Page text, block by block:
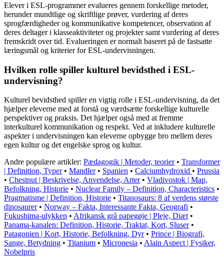
Elever i ESL-programmer evalueres gennem forskellige metoder,
herunder mundtlige og skriftlige prøver, vurdering af deres
sprogfærdigheder og kommunikative kompetencer, observation af
deres deltager i klasseaktiviteter og projekter samt vurdering af deres
fremskridt over tid. Evalueringen er normalt baseret på de fastsatte
læringsmål og kriterier for ESL-undervisningen.
Hvilken rolle spiller kulturel bevidsthed i ESL-
undervisning?
Kulturel bevidsthed spiller en vigtig rolle i ESL-undervisning, da det
hjælper eleverne med at forstå og værdsætte forskellige kulturelle
perspektiver og praksis. Det hjælper også med at fremme
interkulturel kommunikation og respekt. Ved at inkludere kulturelle
aspekter i undervisningen kan eleverne opbygge bro mellem deres
egen kultur og det engelske sprog og kultur.
Andre populære artikler: Pædagogik | Metoder, teorier• Transformer
| Definition, Typer• Mandler• Spanien • Calciumhydroxid • Prussia
• Chestnut | Beskrivelse, Anvendelse, Arter• Vladivostok | Map,
Befolkning, Historie • Nuclear Family – Definition, Characteristics •
Pragmatisme | Definition, Historie • Titanosaurs: 8 af verdens største
dinosaurer• Norway – Fakta, Interessante Fakta, Geografi •
Fukushima-ulykken • Afrikansk grå papegøje | Pleje, Diæt •
Panama-kanalen: Definition, Historie, Traktat, Kort, Sluser•
Patagonien | Kort, Historie, Befolkning, Dyr• Prince | Biografi,
Sange, Betydning • Titanium • Micronesia • Alain Aspect | Fysiker,
Nobelpris